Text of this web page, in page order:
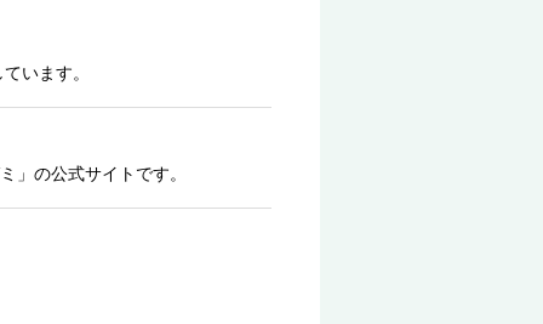
います。
」の公式サイトです。